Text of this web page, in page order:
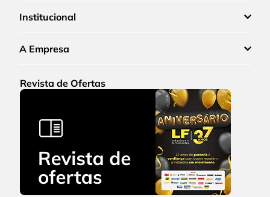
Institucional
A Empresa
Revista de Ofertas